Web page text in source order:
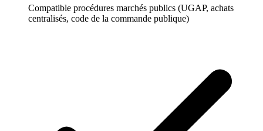
Compatible procédures marchés publics (UGAP, achats
centralisés, code de la commande publique)